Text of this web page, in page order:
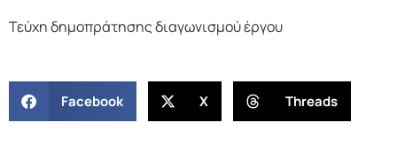
Τεύχη δημοπράτησης διαγωνισμού έργου
Facebook X Threads